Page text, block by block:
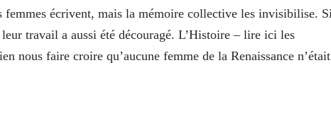
femmes écrivent, mais la mémoire collective les invisibilise.
travail a aussi été découragé. L’Histoire – lire ici les
nous faire croire qu’aucune femme de la Renaissance n’était